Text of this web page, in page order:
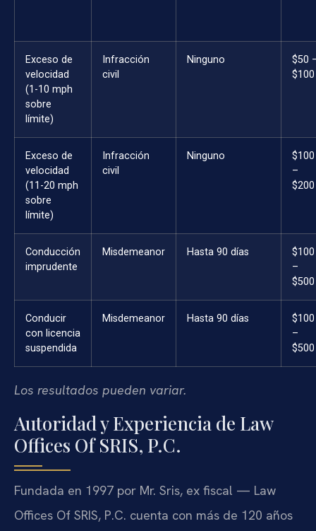
Exceso de
velocidad
(1-10 mph
sobre
límite)
Infracción
civil
Ninguno
$50
$100
Exceso de
velocidad
(11-20 mph
sobre
límite)
Infracción
civil
Ninguno
$100
–
$200
Conducción
imprudente
Misdemeanor Hasta 90 días
$100
–
$500
Conducir
con licencia
suspendida
Misdemeanor Hasta 90 días
$100
–
$500
Los resultados pueden variar.
Autoridad y Experiencia de Law
Offices Of SRIS, P.C.
Fundada en 1997 por Mr. Sris, ex fiscal — Law
Offices Of SRIS, P.C. cuenta con más de 120 años